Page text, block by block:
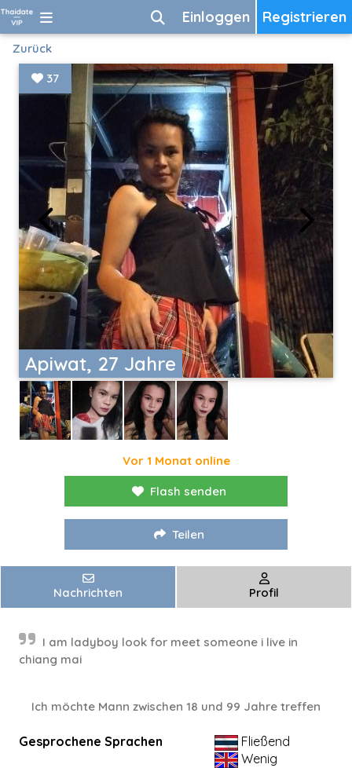
Registrieren
Einloggen
Zurück
Apiwat, 27 Jahre
37
Vor 1 Monat online
Flash senden
Teilen
Nachrichten Profil
I am ladyboy look for meet someone i live in
chiang mai
Ich möchte Mann zwischen 18 und 99 Jahre treffen
Gesprochene Sprachen
Fließend
Wenig